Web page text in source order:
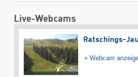
Live-Webcams
Ratschings-
Webcam